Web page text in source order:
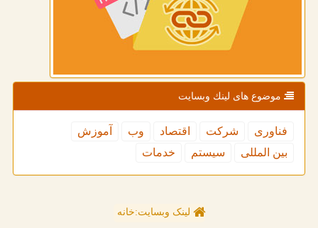
موضوع های لینك وبسایت
فناوری شركت اقتصاد وب
آموزش
بین المللی
سیستم خدمات
لینک وبسایت:خانه